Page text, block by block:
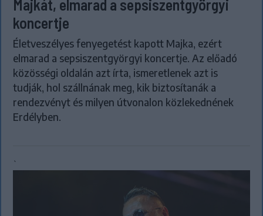
Majkát, elmarad a sepsiszentgyörgyi
koncertje
Életveszélyes fenyegetést kapott Majka, ezért
elmarad a sepsiszentgyörgyi koncertje. Az előadó
közösségi oldalán azt írta, ismeretlenek azt is
tudják, hol szállnának meg, kik biztosítanák a
rendezvényt és milyen útvonalon közlekednének
Erdélyben.
`